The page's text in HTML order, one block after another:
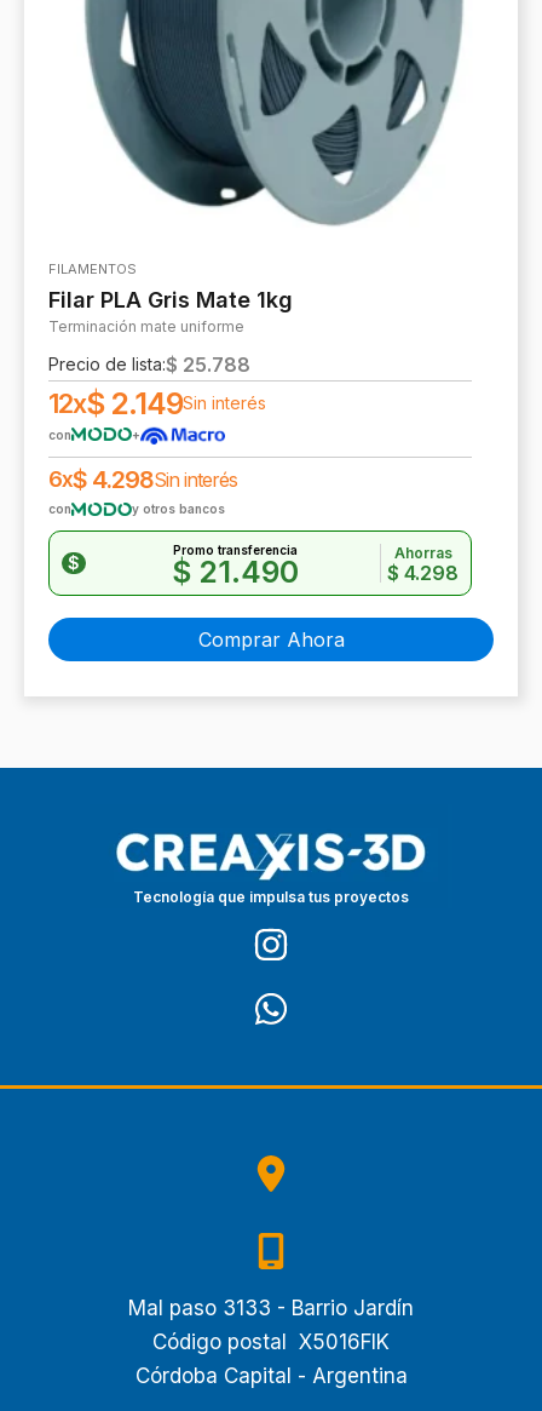
FILAMENTOS
Filar PLA Gris Mate 1kg
Terminación mate uniforme
Precio de lista:$ 25.788
12x$2.149Sin interés
con +
6x$ 4.298Sin interés
con y otros bancos
$
Promo transferencia
$21.490
Ahorras
$ 4.298
Comprar Ahora
Tecnología que impulsa tus proyectos
Mal paso 3133 - Barrio Jardín
Código postal X5016FIK
Córdoba Capital - Argentina